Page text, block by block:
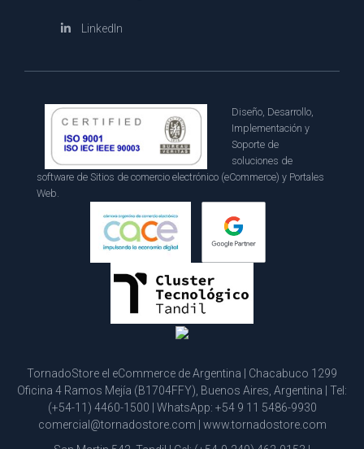
LinkedIn
Diseño, Desarrollo,
Implementación y
Soporte de
soluciones de
software de Sitios de comercio electrónico (eCommerce) y Portales
Web.
TornadoStore el eCommerce de Argentina | Chacabuco 1299
Oficina 4 Ramos Mejía (B1704FFY), Buenos Aires, Argentina | Tel:
(+54-11) 4460-1500 | WhatsApp: +54 9 11 5486-9930
comercial@tornadostore.com
www.tornadostore.com